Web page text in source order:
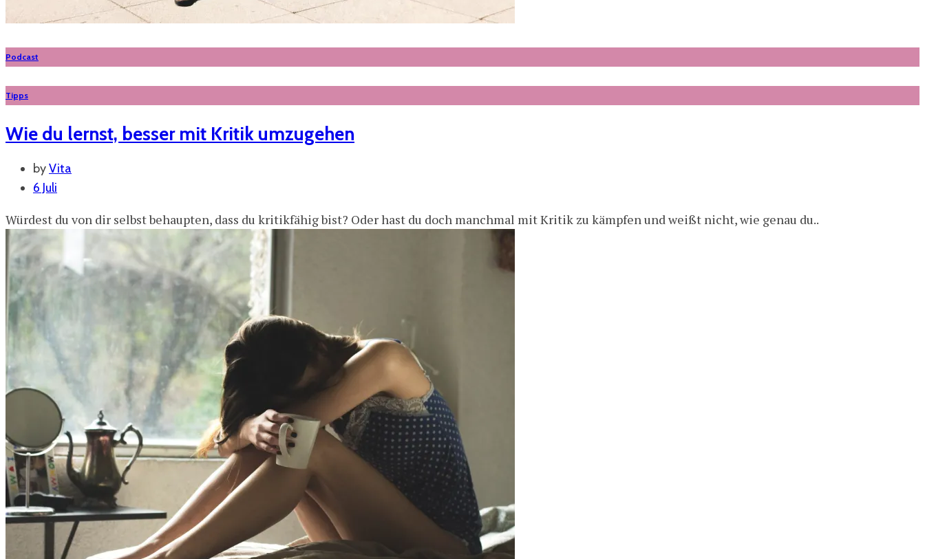
Podcast
Tipps
Wie du lernst, besser mit Kritik umzugehen
byVita
6 Juli
Würdest du von dir selbst behaupten, dass du kritikfähig bist? Oder hast du doch manchmal mit Kritik zu kämpfen und weißt nicht, wie genau du..